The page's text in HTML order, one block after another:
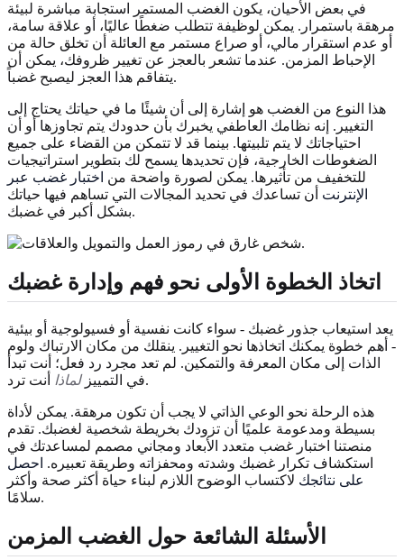
في بعض الأحيان، يكون الغضب المستمر استجابة مباشرة لبيئة
مرهقة باستمرار. يمكن لوظيفة تتطلب ضغطًا عاليًا، أو علاقة سامة،
أو عدم استقرار مالي، أو صراع مستمر مع العائلة أن تخلق حالة من
الإحباط المزمن. عندما تشعر بالعجز عن تغيير ظروفك، يمكن أن
يتفاقم هذا العجز ليصبح غضباً.
هذا النوع من الغضب هو إشارة إلى أن شيئًا ما في حياتك يحتاج إلى
التغيير. إنه نظامك العاطفي يخبرك بأن حدودك يتم تجاوزها أو أن
احتياجاتك لا يتم تلبيتها. بينما قد لا تتمكن من القضاء على جميع
الضغوطات الخارجية، فإن تحديدها يسمح لك بتطوير استراتيجيات
للتخفيف من تأثيرها. يمكن لصورة واضحة من اختبار غضب عبر
الإنترنت أن تساعدك في تحديد المجالات التي تساهم فيها حياتك
بشكل أكبر في غضبك.
اتخاذ الخطوة الأولى نحو فهم وإدارة غضبك
يعد استيعاب جذور غضبك - سواء كانت نفسية أو فسيولوجية أو بيئية
- أهم خطوة يمكنك اتخاذها نحو التغيير. ينقلك من مكان الارتباك ولوم
الذات إلى مكان المعرفة والتمكين. لم تعد مجرد رد فعل؛ أنت تبدأ
في التمييزلماذا أنت ترد.
هذه الرحلة نحو الوعي الذاتي لا يجب أن تكون مرهقة. يمكن لأداة
بسيطة ومدعومة علميًا أن تزودك بخريطة شخصية لغضبك. تقدم
منصتنا اختبار غضب متعدد الأبعاد ومجاني مصمم لمساعدتك في
استكشاف تكرار غضبك وشدته ومحفزاته وطريقة تعبيره. احصل
على نتائجك لاكتساب الوضوح اللازم لبناء حياة أكثر صحة وأكثر
سلامًا.
الأسئلة الشائعة حول الغضب المزمن